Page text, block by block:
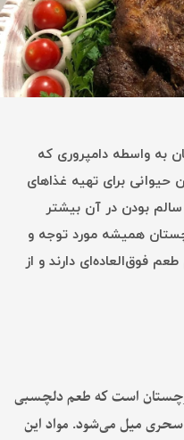
به واسطه دامپروری که
حیوانی برای تهیه غذاهای
سالم بودن در آن بیشتر
همیشه مورد توجه و
فوق‌العاده‌ای دارند و از
است که طعم دلچسبی
سحری میل می‌شود. مواد این